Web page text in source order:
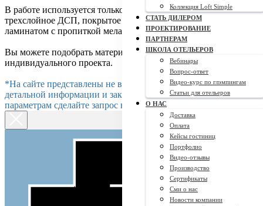
Коллекция Loft Simple
СТАТЬ ДИЛЕРОМ
ПРОЕКТИРОВАНИЕ
ПАРТНЕРАМ
ШКОЛА ОТЕЛЬЕРОВ
Вебинары
Вопрос-ответ
Видео-курс по глэмпингам
Статьи для отельеров
О НАС
Доставка
Оплата
Кейсы гостиниц
Портфолио
Видео-отзывы
Производство
Сертификаты
Сми о нас
Новости компании
В работе используется только экологически чистый материал -
трехслойное ДСП, покрытое шпоном или износоустойчивым
ламинатом с пропиткой меламиновыми слоями.
Вы можете подобрать материал, цвет и размер для вашего
индивидуального проекта.
*На сайте представлены не все позиции мебели. Для более
детальной информации и заказа по индивидуальным
параметрам сделайте запрос на сайте.